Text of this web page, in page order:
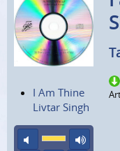
I Am Thine
Livtar Singh
Ton aus